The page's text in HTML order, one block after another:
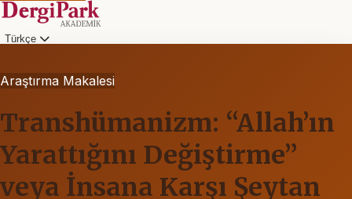
Türkçe
Araştırma Makalesi
Transhümanizm: “Allah’ın
Yarattığını Değiştirme”
veya İnsana Karşı Şeytan